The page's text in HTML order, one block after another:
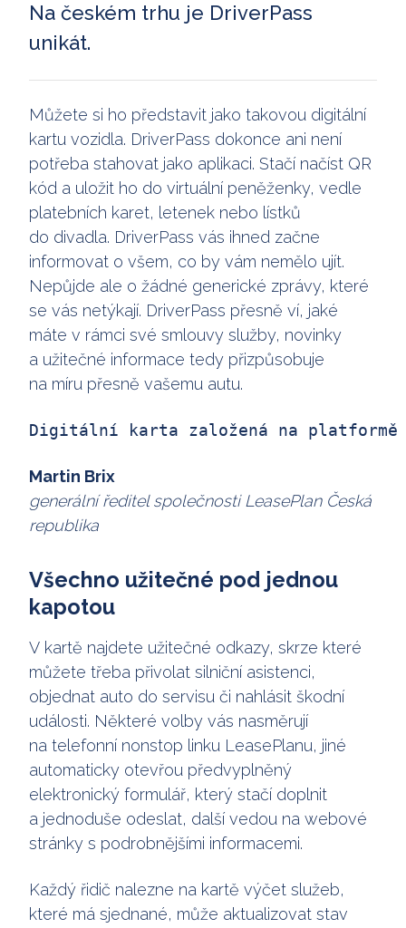
Na českém trhu je DriverPass
unikát.
Můžete si ho představit jako takovou digitální
kartu vozidla. DriverPass dokonce ani není
potřeba stahovat jako aplikaci. Stačí načíst QR
kód a uložit ho do virtuální peněženky, vedle
platebních karet, letenek nebo lístků
do divadla. DriverPass vás ihned začne
informovat o všem, co by vám nemělo ujít.
Nepůjde ale o žádné generické zprávy, které
se vás netýkají. DriverPass přesně ví, jaké
máte v rámci své smlouvy služby, novinky
a užitečné informace tedy přizpůsobuje
na míru přesně vašemu autu.
Digitální karta založená na platformě
Martin Brix
generální ředitel společnosti LeasePlan Česká
republika
Všechno užitečné pod jednou
kapotou
V kartě najdete užitečné odkazy, skrze které
můžete třeba přivolat silniční asistenci,
objednat auto do servisu či nahlásit škodní
události. Některé volby vás nasměrují
na telefonní nonstop linku LeasePlanu, jiné
automaticky otevřou předvyplněný
elektronický formulář, který stačí doplnit
a jednoduše odeslat, další vedou na webové
stránky s podrobnějšími informacemi.
Každý řidič nalezne na kartě výčet služeb,
které má sjednané, může aktualizovat stav